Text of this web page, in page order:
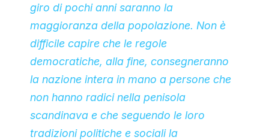
giro di pochi anni saranno la
maggioranza della popolazione. Non è
difficile capire che le regole
democratiche, alla fine, consegneranno
la nazione intera in mano a persone che
non hanno radici nella penisola
scandinava e che seguendo le loro
tradizioni politiche e sociali la